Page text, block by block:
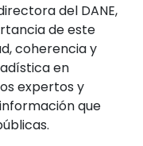
del DANE,
de este
coherencia y
en
expertos y
que